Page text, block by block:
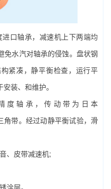
口轴承，减速机上下两端均
免水汽对轴承的侵蚀。盘状钢
紧凑，静平衡检查，运行平
装、和维护。
轴承，传动带为日本
角带。经过动静平衡试验，滑
、皮带减速机;